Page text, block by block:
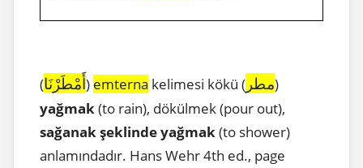
(أَمْطَرْنَا) emterna kelimesi kökü ( مطر)
yağmak(to rain), dökülmek (pour out),
sağanak şeklinde yağmak(to shower)
anlamındadır. Hans Wehr 4th ed., page